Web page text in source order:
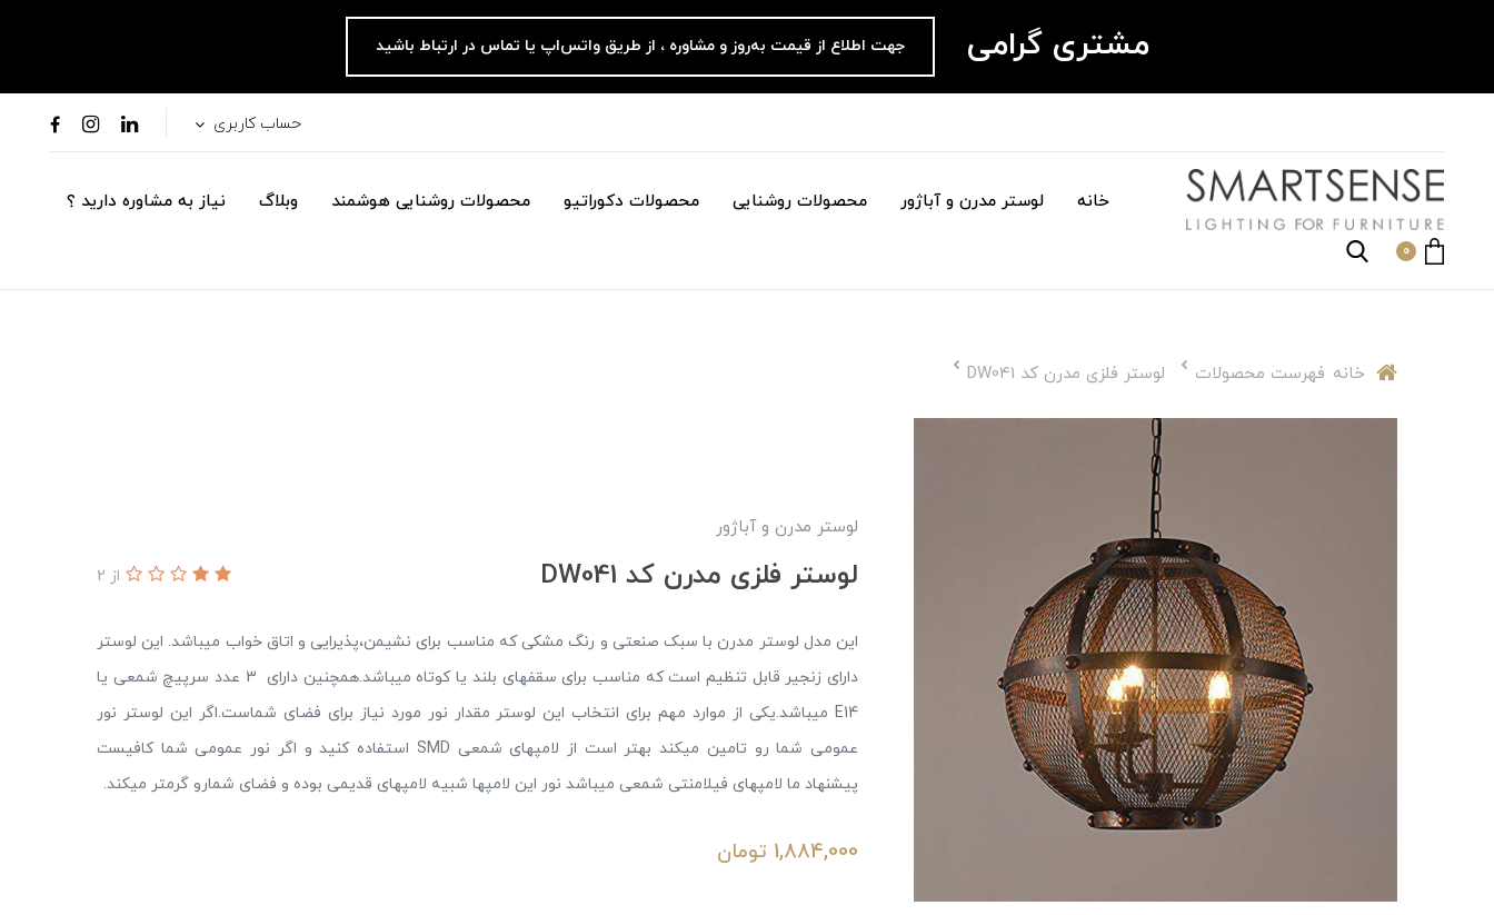
مشتری گرامی جهت اطلاع از قیمت به‌روز و مشاوره ، از طریق واتس‌اپ یا تماس در ارتباط باشید
حساب کاربری
خانه لوستر مدرن و آباژور محصولات روشنایی محصولات دکوراتیو محصولات روشنایی هوشمند وبلاگ نیاز به مشاوره دارید ؟
0
خانه فهرست محصولات لوستر فلزی مدرن کد DW041
لوستر مدرن و آباژور
لوستر فلزی مدرن کد DW041 از 2
این مدل لوستر مدرن با سبک صنعتی و رنگ مشکی که مناسب برای نشیمن،پذیرایی و اتاق خواب میباشد. این لوستر
دارای زنجیر قابل تنظیم است که مناسب برای سقفهای بلند یا کوتاه میباشد.همچنین دارای 3 عدد سرپیچ شمعی یا
E14 میباشد.یکی از موارد مهم برای انتخاب این لوستر مقدار نور مورد نیاز برای فضای شماست.اگر این لوستر نور
عمومی شما رو تامین میکند بهتر است از لامپهای شمعی SMD استفاده کنید و اگر نور عمومی شما کافیست
پیشنهاد ما لامپهای فیلامنتی شمعی میباشد نور این لامپها شبیه لامپهای قدیمی بوده و فضای شمارو گرمتر میکند.
1,884,000 تومان